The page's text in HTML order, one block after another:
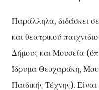
Παράλληλα, διδάσκει
και θεατρικού
Δήμους και Μουσεία
Ίδρυμα Θεοχαράκη,
Παιδικής Τέχνης).